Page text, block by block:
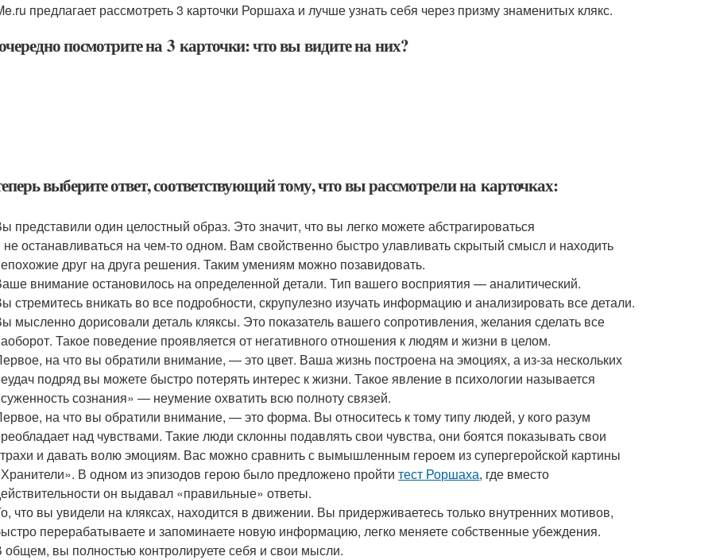
предлагает рассмотреть 3 карточки Роршаха и лучше узнать себя через призму знаменитых клякс.
посмотрите на 3 карточки: что вы видите на них?
выберите ответ, соответствующий тому, что вы рассмотрели на карточках:
представили один целостный образ. Это значит, что вы легко можете абстрагироваться
не останавливаться на чем-то одном. Вам свойственно быстро улавливать скрытый смысл и находить
друг на друга решения. Таким умениям можно позавидовать.
внимание остановилось на определенной детали. Тип вашего восприятия — аналитический.
стремитесь вникать во все подробности, скрупулезно изучать информацию и анализировать все детали.
мысленно дорисовали деталь кляксы. Это показатель вашего сопротивления, желания сделать все
Такое поведение проявляется от негативного отношения к людям и жизни в целом.
на что вы обратили внимание, — это цвет. Ваша жизнь построена на эмоциях, а из-за нескольких
подряд вы можете быстро потерять интерес к жизни. Такое явление в психологии называется
сознания» — неумение охватить всю полноту связей.
на что вы обратили внимание, — это форма. Вы относитесь к тому типу людей, у кого разум
над чувствами. Такие люди склонны подавлять свои чувства, они боятся показывать свои
и давать волю эмоциям. Вас можно сравнить с вымышленным героем из супергеройской картины
В одном из эпизодов герою было предложено пройтитест Роршаха, где вместо
он выдавал «правильные» ответы.
что вы увидели на кляксах, находится в движении. Вы придерживаетесь только внутренних мотивов,
перерабатываете и запоминаете новую информацию, легко меняете собственные убеждения.
общем, вы полностью контролируете себя и свои мысли.